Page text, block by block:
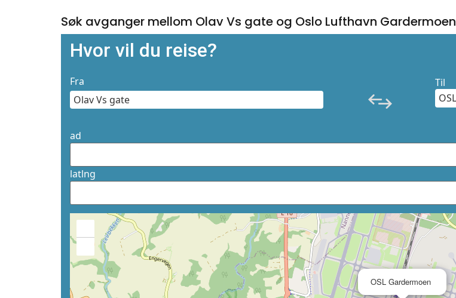
Søk avganger mellom Olav Vs gate og Oslo Lufthavn Gardermoen
Hvor vil du reise?
Fra Til
ad
latlng
OSL Gardermoen